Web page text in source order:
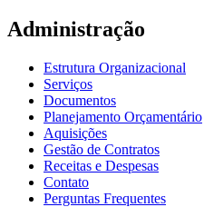
Administração
Estrutura Organizacional
Serviços
Documentos
Planejamento Orçamentário
Aquisições
Gestão de Contratos
Receitas e Despesas
Contato
Perguntas Frequentes